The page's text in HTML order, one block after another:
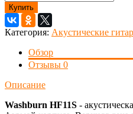
Купить
Категория: Акустические
Обзор
Отзывы 0
Описание
Washburn HF11S -